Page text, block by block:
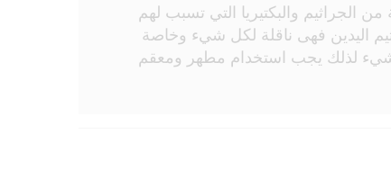
والبكتيريا التي تسبب لهم
اليدين فهى ناقلة لكل شيء وخاصة
شيء لذلك يجب استخدام مطهر ومعقم